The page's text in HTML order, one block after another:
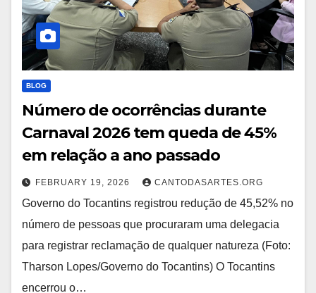
BLOG
Número de ocorrências durante
Carnaval 2026 tem queda de 45%
em relação a ano passado
FEBRUARY 19, 2026 CANTODASARTES.ORG
Governo do Tocantins registrou redução de 45,52% no
número de pessoas que procuraram uma delegacia
para registrar reclamação de qualquer natureza (Foto:
Tharson Lopes/Governo do Tocantins) O Tocantins
encerrou o…